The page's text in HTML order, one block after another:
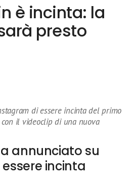
è incinta: la
presto
di essere incinta del primo
con il videoclip di una nuova
annunciato su
incinta